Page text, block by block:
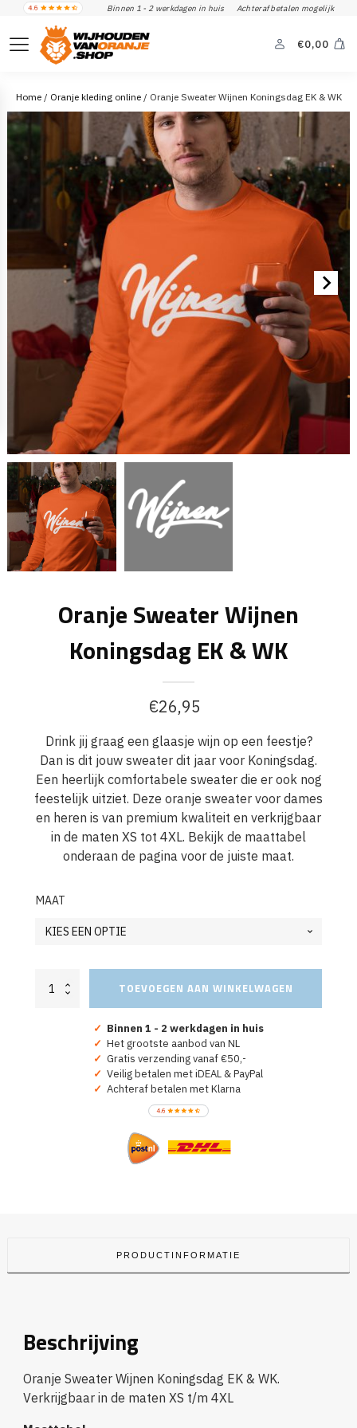
Binnen 1 - 2 werkdagen in huis Achteraf betalen mogelijk
€0,00
Home/ Oranje kleding online/ Oranje Sweater Wijnen Koningsdag EK & WK
Oranje Sweater Wijnen
Koningsdag EK & WK
€26,95
Drink jij graag een glaasje wijn op een feestje?
Dan is dit jouw sweater dit jaar voor Koningsdag.
Een heerlijk comfortabele sweater die er ook nog
feestelijk uitziet. Deze oranje sweater voor dames
en heren is van premium kwaliteit en verkrijgbaar
in de maten XS tot 4XL. Bekijk de maattabel
onderaan de pagina voor de juiste maat.
MAAT
Oranje
Sweater
TOEVOEGEN AAN WINKELWAGEN
✓ Binnen 1 - 2 werkdagen in huis
✓ Het grootste aanbod van NL
✓ Gratis verzending vanaf €50,-
✓ Veilig betalen met iDEAL & PayPal
✓ Achteraf betalen met Klarna
PRODUCTINFORMATIE
Beschrijving
Oranje Sweater Wijnen Koningsdag EK & WK.
Verkrijgbaar in de maten XS t/m 4XL